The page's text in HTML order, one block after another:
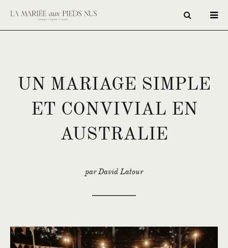
UN MARIAGE SIMPLE
ET CONVIVIAL EN
AUSTRALIE
par David Latour